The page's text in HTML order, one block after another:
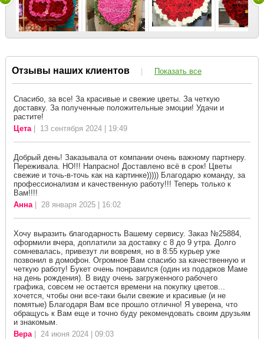
Отзывы наших клиентов | Показать все
Спасибо, за все! За красивые и свежие цветы. За четкую
доставку. За полученные положительные эмоции! Удачи и
растите!
Цета| 13 сентября 2024 | 19:49
Добрый день! Заказывала от компании очень важному партнеру.
Переживала. НО!!! Напрасно! Доставлено всё в срок! Цветы
свежие и точь-в-точь как на картинке))))) Благодарю команду, за
профессионализм и качественную работу!!! Теперь только к
Вам!!!!
Анна| 28 января 2025 | 16:02
Хочу выразить благодарность Вашему сервису. Заказ №25884,
оформили вчера, доплатили за доставку с 8 до 9 утра. Долго
сомневалась, привезут ли вовремя, но в 8:55 курьер уже
позвонил в домофон. Огромное Вам спасибо за качественную и
четкую работу! Букет очень понравился (один из подарков Маме
на день рождения). В виду очень загруженного рабочего
графика, совсем не остается времени на покупку цветов...
хочется, чтобы они все-таки были свежие и красивые (и не
помятые) Благодаря Вам все прошло отлично! Я уверена, что
обращусь к Вам еще и точно буду рекомендовать своим друзьям
и знакомым.
Вера| 24 июня 2024 | 09:03